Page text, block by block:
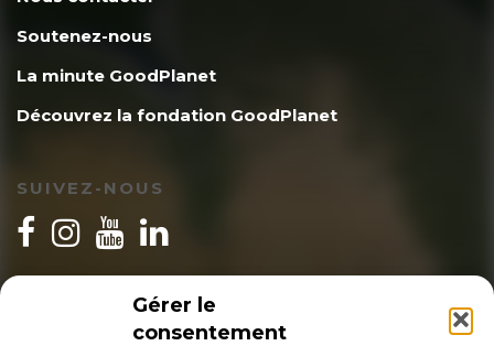
Gérer le
consentement
Soutenez-nous
La minute GoodPlanet
Découvrez la fondation GoodPlanet
SUIVEZ-NOUS
INSCRIPTION NEWSLETTER